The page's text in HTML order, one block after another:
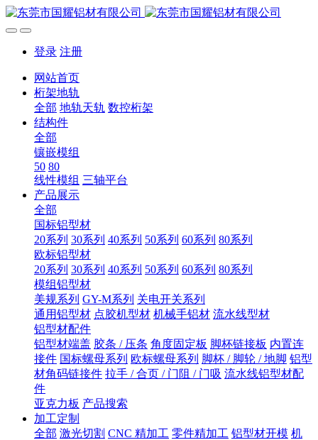
登录 注册
网站首页
桁架地轨
全部 地轨天轨 数控桁架
结构件
全部
镶嵌模组
50 80
线性模组 三轴平台
产品展示
全部
国标铝型材
20系列 30系列 40系列 50系列 60系列 80系列
欧标铝型材
20系列 30系列 40系列 50系列 60系列 80系列
模组铝型材
美规系列 GY-M系列 关电开关系列
通用铝型材 点胶机型材 机械手铝材 流水线型材
铝型材配件
铝型材端盖 胶条 / 压条 角度固定板 脚杯链接板 内置连
接件 国标螺母系列 欧标螺母系列 脚杯 / 脚轮 / 地脚 铝型
材角码链接件 拉手 / 合页 / 门阻 / 门吸 流水线铝型材配
件
亚克力板 产品搜索
加工定制
全部 激光切割 CNC 精加工 零件精加工 铝型材开模 机